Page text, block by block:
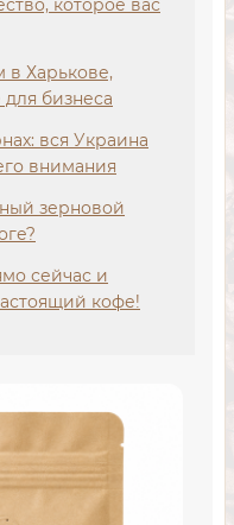
которое вас
в Харькове,
бизнеса
вся Украина
внимания
зерновой
сейчас и
кофе!